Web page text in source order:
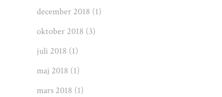
december 2018 (1)
oktober 2018 (3)
juli 2018 (1)
maj 2018 (1)
mars 2018 (1)